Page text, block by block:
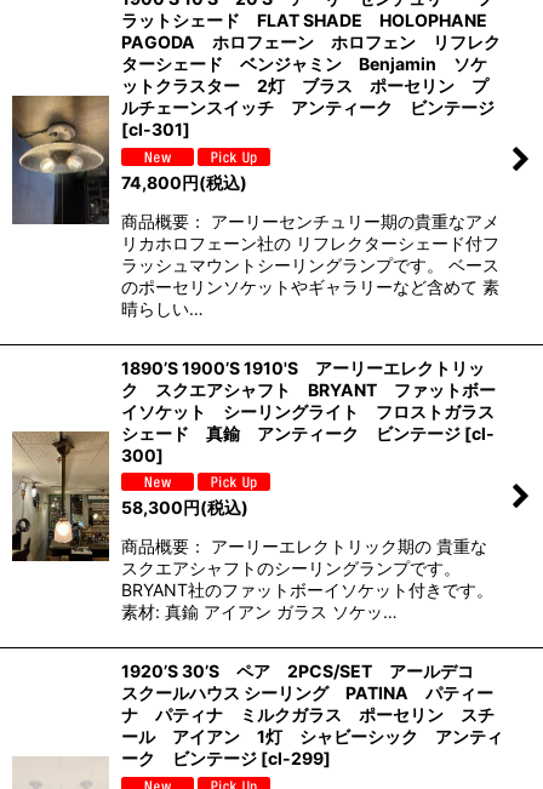
ラットシェード FLAT SHADE HOLOPHANE
PAGODA ホロフェーン ホロフェン リフレク
ターシェード ベンジャミン Benjamin ソケ
ットクラスター 2灯 ブラス ポーセリン プ
ルチェーンスイッチ アンティーク ビンテージ
[cl-301]
74,800円(税込)
商品概要： アーリーセンチュリー期の貴重なアメ
リカホロフェーン社の リフレクターシェード付フ
ラッシュマウントシーリングランプです。 ベース
のポーセリンソケットやギャラリーなど含めて 素
晴らしい…
1890’S 1900’S 1910'S アーリーエレクトリッ
ク スクエアシャフト BRYANT ファットボー
イソケット シーリングライト フロストガラス
シェード 真鍮 アンティーク ビンテージ [cl-
300]
58,300 円(税込)
商品概要： アーリーエレクトリック期の 貴重な
スクエアシャフトのシーリングランプです。
BRYANT社のファットボーイソケット付きです。
素材: 真鍮 アイアン ガラス ソケッ…
1920’S 30’S ペア 2PCS/SET アールデコ
スクールハウス シーリング PATINA パティー
ナ パティナ ミルクガラス ポーセリン スチ
ール アイアン 1灯 シャビーシック アンティ
ーク ビンテージ [cl-299]